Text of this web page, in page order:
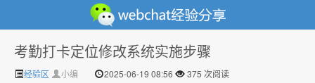
微信经验技巧分享网 - 2人共享实时位置怎么修改自己的
考勤打卡定位修改系统实施步骤
经验区 小编 2025-06-19 08:56 375 次阅读